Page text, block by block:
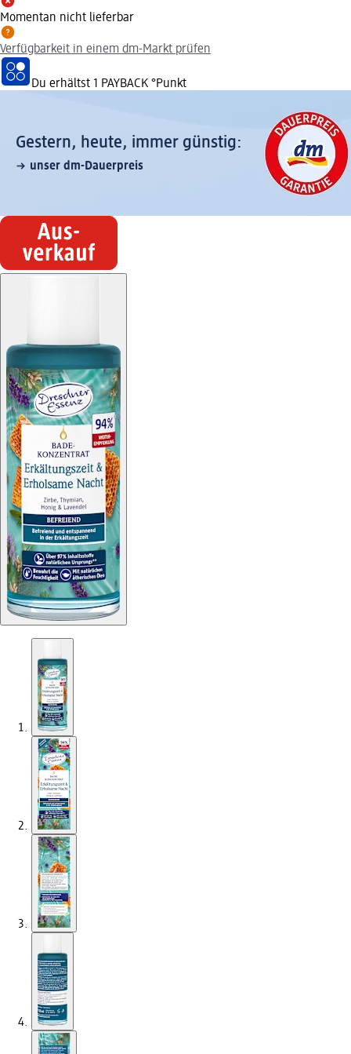
Momentan nicht lieferbar
Verfügbarkeit in einem dm-Markt prüfen
Du erhältst 1 PAYBACK °Punkt
Gestern, heute, immer günstig:
unser dm-Dauerpreis